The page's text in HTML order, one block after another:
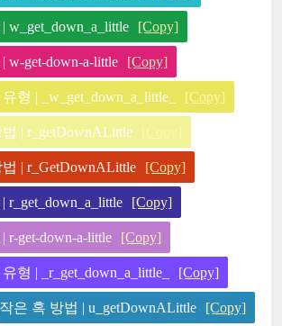
w_get_down_a_little [Copy]
w-get-down-a-little [Copy]
형 | _w_get_down_a_little_ [Copy]
| r_getDownALittle [Copy]
| r_GetDownALittle [Copy]
r_get_down_a_little [Copy]
r-get-down-a-little [Copy]
형 | _r_get_down_a_little_ [Copy]
은 혹 방법 | u_getDownALittle [Copy]